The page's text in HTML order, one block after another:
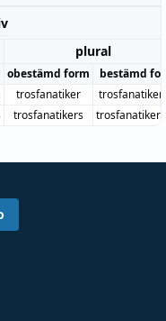
plural
obestämd form
bestämd
trosfanatiker
trosfanatikers